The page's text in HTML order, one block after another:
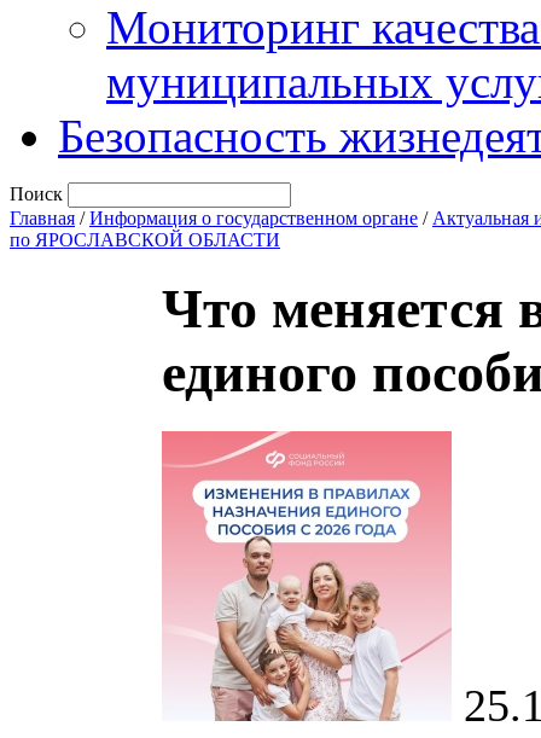
Мониторинг
муниципальных
Безопасность
Поиск
Главная /Информация о государственном органе / Актуальная
по ЯРОСЛАВСКОЙ ОБЛАСТИ
Что меняется
единого